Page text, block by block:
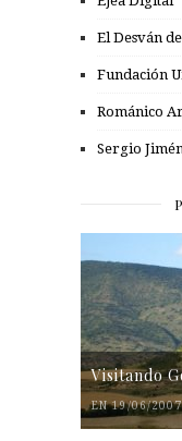
El Desván
Fundación
Románico
Sergio
Visitando
EN 19/06/2007